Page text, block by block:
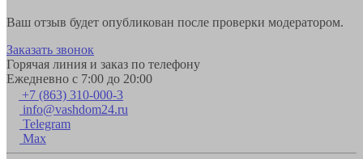
Ваш отзыв будет опубликован после проверки модератором.
Заказать звонок
Горячая линия и заказ по телефону
Ежедневно с 7:00 до 20:00
+7 (863) 310-000-3
info@vashdom24.ru
Telegram
Max